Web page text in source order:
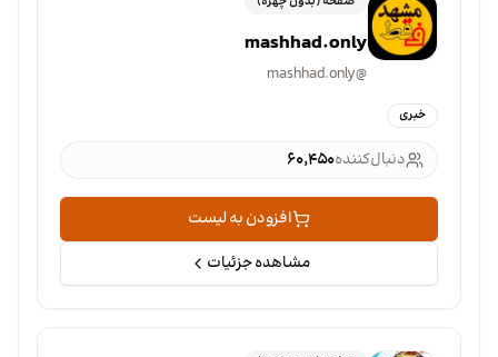
mashhad.only
@
mashhad.only
خبری
دنبال‌کننده۶۰٬۴۵۰
افزودن به لیست
مشاهده جزئیات